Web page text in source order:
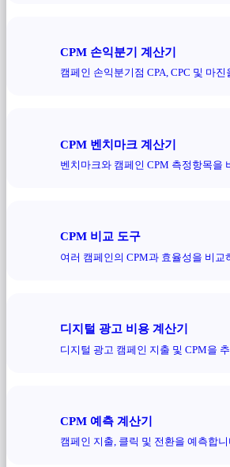
CPM 손익분기 계산기
캠페인 손익분기점 CPA, CPC 및 마
CPM 벤치마크 계산기
벤치마크와 캠페인 CPM 측정항목을
CPM 비교 도구
여러 캠페인의 CPM과 효율성을 비교
디지털 광고 비용 계산기
디지털 광고 캠페인 지출 및 CPM을
CPM 예측 계산기
캠페인 지출, 클릭 및 전환을 예측합